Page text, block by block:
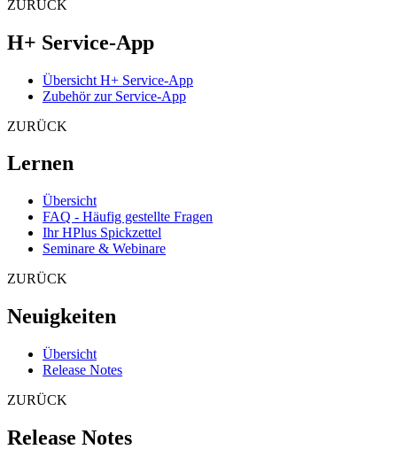
ZURÜCK
H+ Service-App
Übersicht H+ Service-App
Zubehör zur Service-App
ZURÜCK
Lernen
Übersicht
FAQ - Häufig gestellte Fragen
Ihr HPlus Spickzettel
Seminare & Webinare
ZURÜCK
Neuigkeiten
Übersicht
Release Notes
ZURÜCK
Release Notes